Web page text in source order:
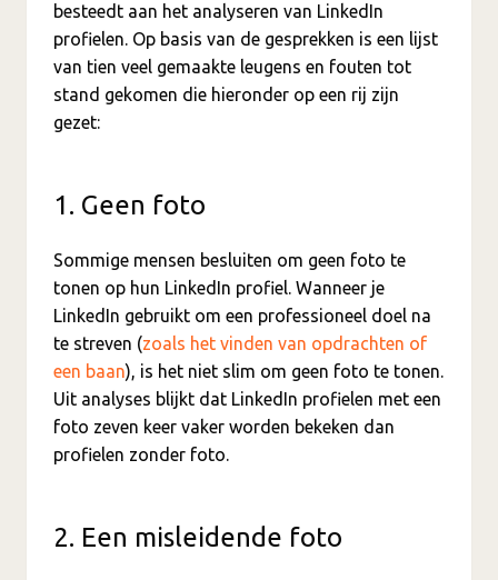
besteedt aan het analyseren van LinkedIn
profielen. Op basis van de gesprekken is een lijst
van tien veel gemaakte leugens en fouten tot
stand gekomen die hieronder op een rij zijn
gezet:
1. Geen foto
Sommige mensen besluiten om geen foto te
tonen op hun LinkedIn profiel. Wanneer je
LinkedIn gebruikt om een professioneel doel na
te streven (zoals het vinden van opdrachten of
een baan), is het niet slim om geen foto te tonen.
Uit analyses blijkt dat LinkedIn profielen met een
foto zeven keer vaker worden bekeken dan
profielen zonder foto.
2. Een misleidende foto